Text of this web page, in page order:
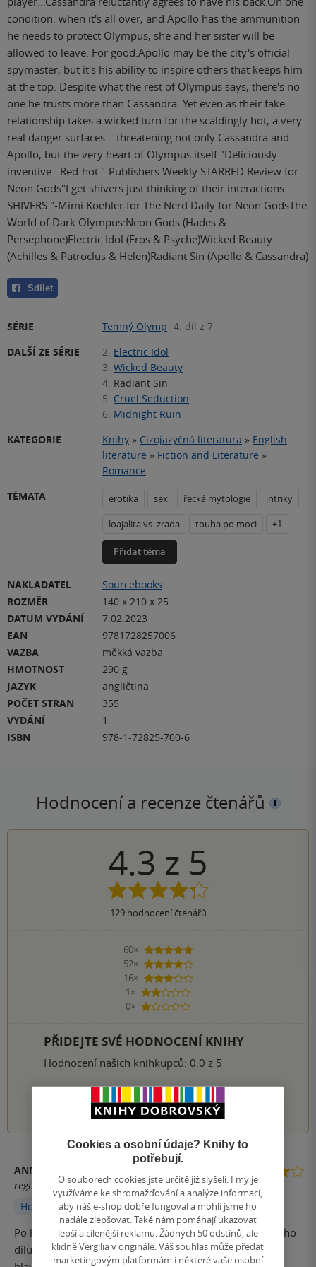
condition: when it's all over, and Apollo has the ammunition
he needs to protect Olympus, she and her sister will be
allowed to leave. For good.Apollo may be the city's official
spymaster, but it's his ability to inspire others that keeps him
at the top. Despite what the rest of Olympus says, there's no
one he trusts more than Cassandra. Yet even as their fake
relationship takes a wicked turn for the scaldingly hot, a very
real danger surfaces... threatening not only Cassandra and
Apollo, but the very heart of Olympus itself."Deliciously
inventive...Red-hot."-Publishers Weekly STARRED Review for
Neon Gods"I get shivers just thinking of their interactions.
SHIVERS."-Mimi Koehler for The Nerd Daily for Neon GodsThe
World of Dark Olympus:Neon Gods (Hades &
Persephone)Electric Idol (Eros & Psyche)Wicked Beauty
(Achilles & Patroclus & Helen)Radiant Sin (Apollo & Cassandra)
Sdílet
SÉRIE Temný Olymp 4. díl z 7
DALŠÍ ZE SÉRIE
2. Electric Idol
3. Wicked Beauty
4. Radiant Sin
5. Cruel Seduction
6. Midnight Ruin
KATEGORIE
Knihy » Cizojazyčná literatura » English
literature » Fiction and Literature »
Romance
TÉMATA
erotika sex řecká mytologie
intriky
loajalita vs. zrada
touha po moci +1
Přidat téma
NAKLADATEL
Sourcebooks
ROZMĚR
140 x 210 x 25
DATUM VYDÁNÍ
7.02.2023
EAN
9781728257006
VAZBA
měkká vazba
HMOTNOST
290 g
JAZYK
angličtina
POČET STRAN
355
VYDÁNÍ
1
ISBN
978-1-72825-700-6
Hodnocení a recenze čtenářů
4.3 z 5
129hodnocení čtenářů
60×
5 hvězdiček
52×
4 hvězdičky
16×
3 hvězdičky
1×
2 hvězdičky
0×
1 hvezdička
PŘIDEJTE SVÉ HODNOCENÍ KNIHY
Hodnocení našich knihkupců: 0.0 z 5
1 2 3 4 5
ANNABELLE’S LIFE AND BOOKS
registrovaný uživatel
Hodnoceno z aplikace
Po historické literatuře jsem se konečně pustila do dalšího
dílu série Temný Olymp, který jsem dlouho odkládala,
Cookies a osobní údaje? Knihy to
potřebují.
O souborech cookies jste určitě již slyšeli. I my je
využíváme ke shromažďování a analýze informací,
aby náš e-shop dobře fungoval a mohli jsme ho
nadále zlepšovat. Také nám pomáhají ukazovat
lepší a cílenější reklamu. Žádných 50 odstínů, ale
klidně Vergilia v originále. Váš souhlas může předat
marketingovým platformám i některé vaše osobní